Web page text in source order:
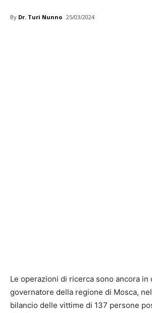
By Dr. Turi Nunno 25/03/2024
Le operazioni di ricerca sono ancora in
governatore della regione di Mosca,
bilancio delle vittime di 137 persone